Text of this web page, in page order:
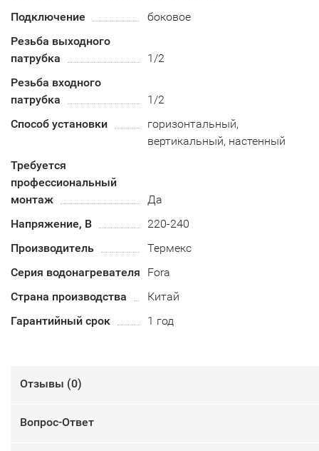
Подключение
боковое
Резьба выходного
патрубка
1/2
Резьба входного
патрубка
1/2
Способ установки
горизонтальный,
вертикальный, настенный
Требуется
профессиональный
монтаж
Да
Напряжение, В
220-240
Производитель
Термекс
Серия водонагревателя
Fora
Страна производства
Китай
Гарантийный срок
1 год
Отзывы (0)
Вопрос-Ответ